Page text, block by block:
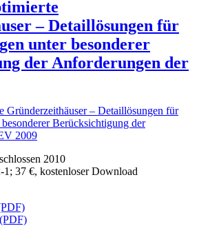
– Detaillösungen für
unter besonderer
der Anforderungen der
2010
37 €, kostenloser Download